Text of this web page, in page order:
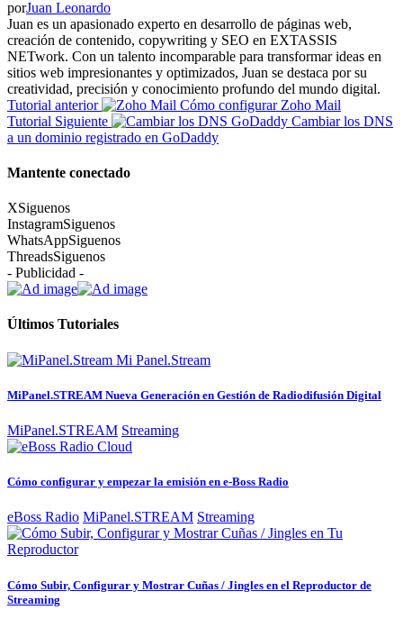
porJuan Leonardo
Juan es un apasionado experto en desarrollo de páginas web,
creación de contenido, copywriting y SEO en EXTASSIS
NETwork. Con un talento incomparable para transformar ideas en
sitios web impresionantes y optimizados, Juan se destaca por su
creatividad, precisión y conocimiento profundo del mundo digital.
Tutorial anterior
Cómo configurar Zoho Mail
Tutorial Siguiente
Cambiar los DNS
a un dominio registrado en GoDaddy
Mantente conectado
XSiguenos
InstagramSiguenos
WhatsAppSiguenos
ThreadsSiguenos
- Publicidad -
Últimos Tutoriales
MiPanel.STREAM Nueva Generación en Gestión de Radiodifusión Digital
MiPanel.STREAM Streaming
Cómo configurar y empezar la emisión en e-Boss Radio
eBoss Radio MiPanel.STREAM Streaming
Cómo Subir, Configurar y Mostrar Cuñas / Jingles en el Reproductor de
Streaming